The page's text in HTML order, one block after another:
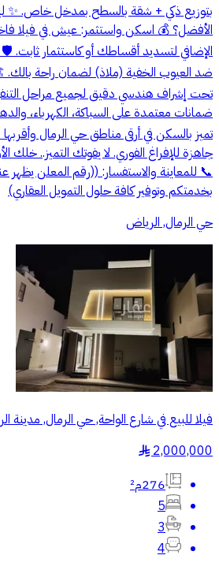
بتوزيع ذكي + شقة بالسطح بمدخل خاص. ✨
الأفضل؟ 💰 اسكن واستثمر: عيش في فيلا
الإضافي لتسديد أقساطك أو كاستثمار ثابت.
ضد العيوب الخفية (ملاذ) لضمان راحة
تحت إشراف هندسي دقيق لجميع مراحل
ضمانات معتمدة على السباكة، الكهرباء،
تميز بالسكن في أرقى مناطق حي الرمال
جاهزة للإفراغ الفوري. لا يفوتك التميز.. خلك
📞 للمعاينة والاستفسار: ((رقم المعلن
بخدمتكم وتوفير كافة حلول التمويل العقاري)
حي الرمال, الرياض
فيلا للبيع في شارع الواحة, حي الرمال,
2,000,000
§
276م²
5
3
4